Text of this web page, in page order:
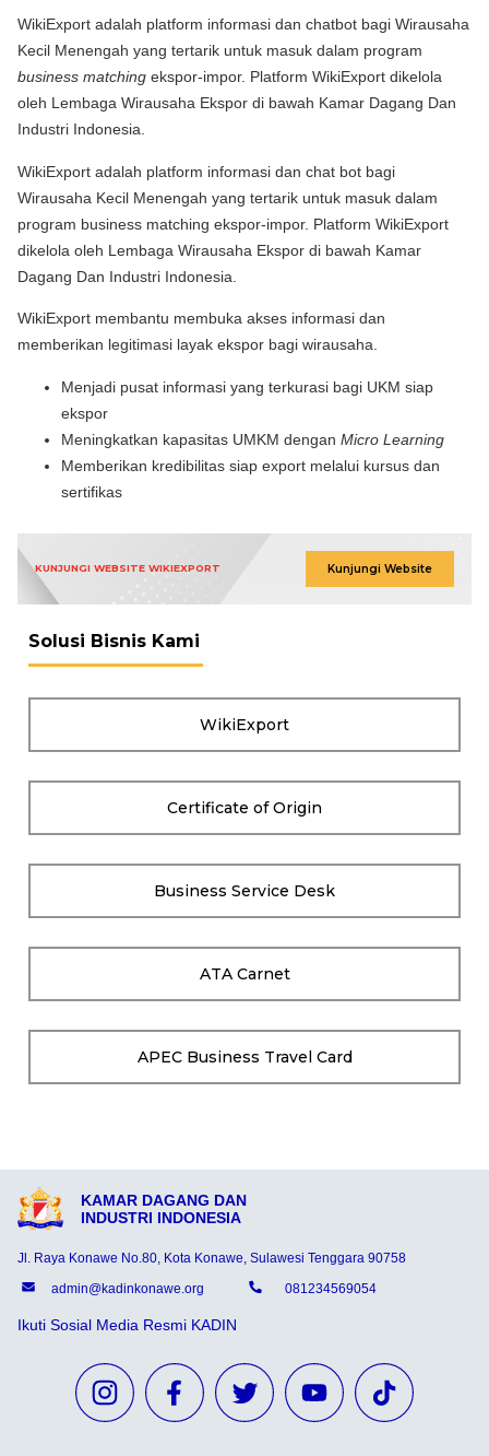
WikiExport adalah platform informasi dan chatbot bagi Wirausaha
Kecil Menengah yang tertarik untuk masuk dalam program
business matching ekspor-impor. Platform WikiExport dikelola
oleh Lembaga Wirausaha Ekspor di bawah Kamar Dagang Dan
Industri Indonesia.
WikiExport adalah platform informasi dan chat bot bagi
Wirausaha Kecil Menengah yang tertarik untuk masuk dalam
program business matching ekspor-impor. Platform WikiExport
dikelola oleh Lembaga Wirausaha Ekspor di bawah Kamar
Dagang Dan Industri Indonesia.
WikiExport membantu membuka akses informasi dan
memberikan legitimasi layak ekspor bagi wirausaha.
Menjadi pusat informasi yang terkurasi bagi UKM siap
ekspor
Meningkatkan kapasitas UMKM dengan Micro Learning
Memberikan kredibilitas siap export melalui kursus dan
sertifikas
KUNJUNGI WEBSITE WIKIEXPORT Kunjungi Website
Solusi Bisnis Kami
WikiExport
Certificate of Origin
Business Service Desk
ATA Carnet
APEC Business Travel Card
KAMAR DAGANG DAN
INDUSTRI INDONESIA
Jl. Raya Konawe No.80, Kota Konawe, Sulawesi Tenggara 90758
admin@kadinkonawe.org
081234569054
Ikuti Sosial Media Resmi KADIN